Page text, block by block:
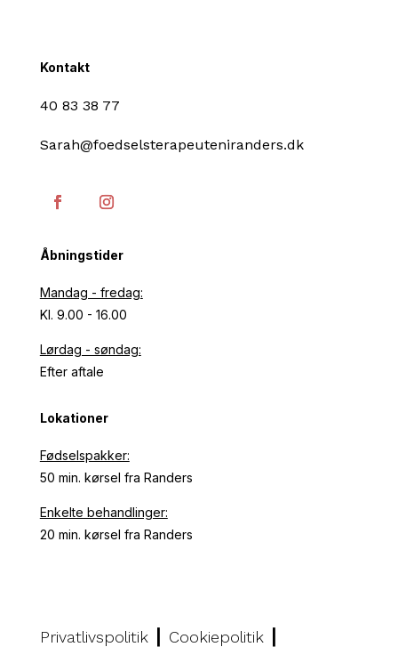
Kontakt
40 83 38 77
Sarah@foedselsterapeuteniranders.dk
Åbningstider
Mandag - fredag:
Kl. 9.00 - 16.00
Lørdag - søndag:
Efter aftale
Lokationer
Fødselspakker:
50 min. kørsel fra Randers
Enkelte behandlinger:
20 min. kørsel fra Randers
Privatlivspolitik Cookiepolitik┃